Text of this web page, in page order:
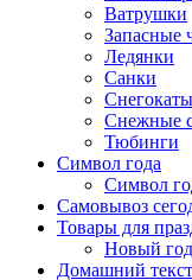
Ватрушки
Запасные
Ледянки
Санки
Снегокаты
Снежные
Тюбинги
Символ года
Символ
Самовывоз
Товары для
Новый год
Домашний